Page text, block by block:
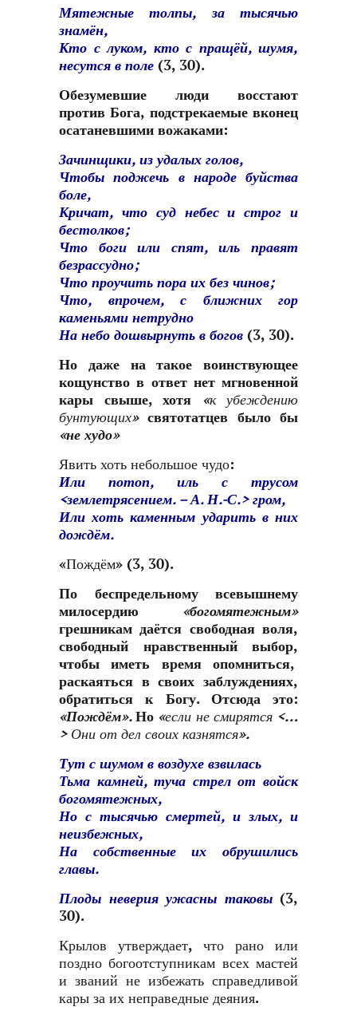
Мятежные толпы, за тысячью
знамён,
Кто с луком, кто с пращёй, шумя,
несутся в поле (3, 30).
Обезумевшие люди восстают
против Бога, подстрекаемые вконец
осатаневшими вожаками:
Зачинщики, из удалых голов,
Чтобы поджечь в народе буйства
боле,
Кричат, что суд небес и строг и
бестолков;
Что боги или спят, иль правят
безрассудно;
Что проучить пора их без чинов;
Что, впрочем, с ближних гор
каменьями нетрудно
На небо дошвырнуть в богов (3, 30).
Но даже на такое воинствующее
кощунство в ответ нет мгновенной
кары свыше, хотя «к
убеждению
бунтующих»святотатцев было бы
«не худо»
Явить хоть небольшое чудо:
Или потоп, иль с трусом
<землетрясением. – А. Н.-С.> гром,
Или хоть каменным ударить в них
дождём.
«Пождём» (3, 30).
По беспредельному всевышнему
милосердию «богомятежным»
грешникам даётся свободная воля,
свободный нравственный выбор,
чтобы иметь время опомниться,
раскаяться в своих заблуждениях,
обратиться к Богу. Отсюда это:
«Пождём».Но «если не смирятся <…
> Они от дел своих казнятся».
Тут с шумом в воздухе взвилась
Тьма камней, туча стрел от войск
богомятежных,
Но с тысячью смертей, и злых, и
неизбежных,
На собственные их обрушились
главы.
Плоды неверия ужасны таковы(3,
30).
Крылов утверждает, что рано или
поздно богоотступникам всех мастей
и званий не избежать справедливой
кары за их неправедные деяния.